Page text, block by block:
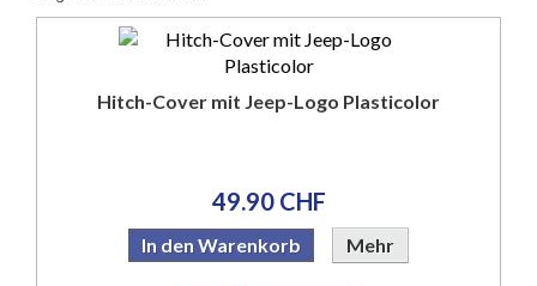
Hitch-Cover mit Jeep-Logo Plasticolor
49.90 CHF
In den Warenkorb Mehr